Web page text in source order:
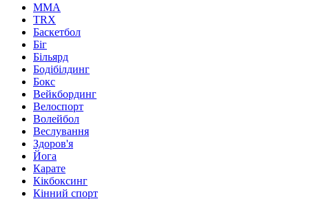
MMA
TRX
Баскетбол
Біг
Більярд
Бодібілдинг
Бокс
Вейкбординг
Велоспорт
Волейбол
Веслування
Здоров'я
Йога
Карате
Кікбоксинг
Кінний спорт